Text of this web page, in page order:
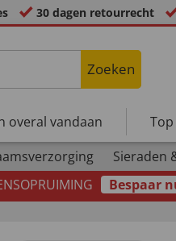
30 dagen retourrecht
Zoeken
overal vandaan
Sieraden
Bespaar